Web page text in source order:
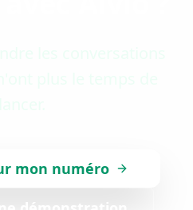
mon numéro